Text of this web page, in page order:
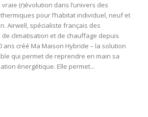
vraie (r)évolution dans l’univers des
pour l’habitat individuel, neuf et
Airwell, spécialiste français des
de climatisation et de chauffage depuis
ans créé Ma Maison Hybride – la solution
qui permet de reprendre en main sa
énergétique. Elle permet...